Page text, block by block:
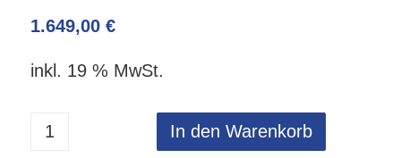
1.649,00 €
inkl. 19 % MwSt.
In den Warenkorb